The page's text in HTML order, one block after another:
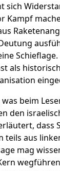
sich
Kampf
als
beim
den
teils aus
mag